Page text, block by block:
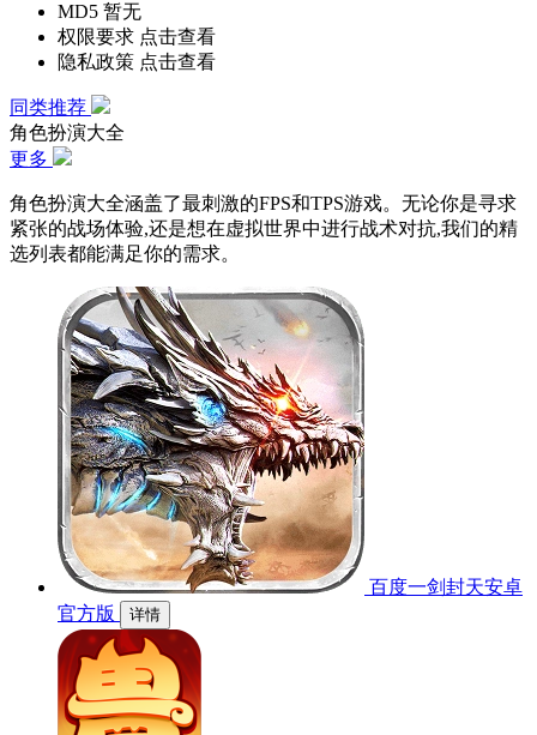
MD5 暂无
权限要求 点击查看
隐私政策 点击查看
同类推荐
角色扮演大全
更多
角色扮演大全涵盖了最刺激的FPS和TPS游戏。无论你是寻求
紧张的战场体验,还是想在虚拟世界中进行战术对抗,我们的精
选列表都能满足你的需求。
百度一剑封天安卓
官方版
详情